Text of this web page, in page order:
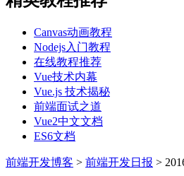
Canvas动画教程
Nodejs入门教程
在线教程推荐
Vue技术内幕
Vue.js 技术揭秘
前端面试之道
Vue2中文文档
ES6文档
前端开发博客 > 前端开发日报 >